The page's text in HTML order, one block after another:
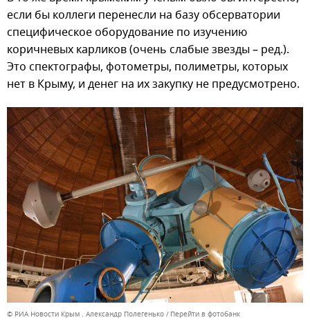
если бы коллеги перенесли на базу обсерватории
специфическое оборудование по изучению
коричневых карликов (очень слабые звезды – ред.).
Это спектографы, фотометры, полиметры, которых
нет в Крыму, и денег на их закупку не предусмотрено.
© РИА Новости Крым . Александр Полегенько Перейти в фотобанк